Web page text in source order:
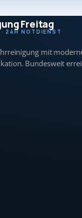
Freitag
24H NOTDIENST
mit
Bundesweit